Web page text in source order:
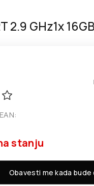
GHz1x
EAN:
stanju
Obavesti me kada